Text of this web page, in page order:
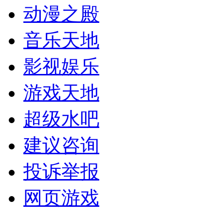
动漫之殿
音乐天地
影视娱乐
游戏天地
超级水吧
建议咨询
投诉举报
网页游戏